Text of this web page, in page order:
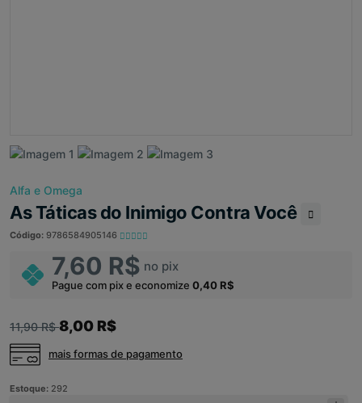
Alfa e Omega
As Táticas do Inimigo Contra Você
Código: 9786584905146
7,60 R$ no pix
Pague com pix e economize 0,40 R$
11,90 R$8,00 R$
mais formas de pagamento
Estoque: 292